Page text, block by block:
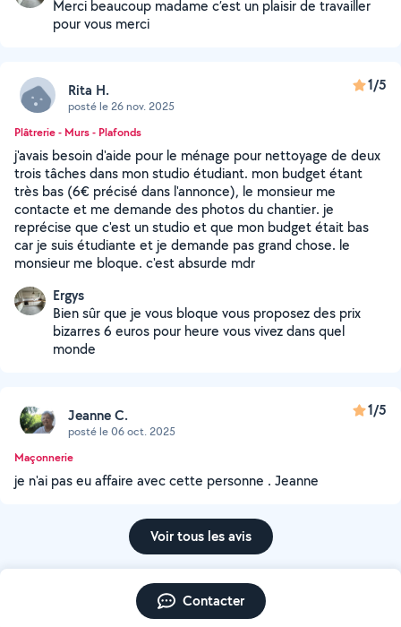
Merci beaucoup madame c’est un plaisir de travailler
pour vous merci
Rita H.
posté le 26 nov. 2025
1/5
Plâtrerie - Murs - Plafonds
j'avais besoin d'aide pour le ménage pour nettoyage de deux
trois tâches dans mon studio étudiant. mon budget étant
très bas (6€ précisé dans l'annonce), le monsieur me
contacte et me demande des photos du chantier. je
reprécise que c'est un studio et que mon budget était bas
car je suis étudiante et je demande pas grand chose. le
monsieur me bloque. c'est absurde mdr
Ergys
Bien sûr que je vous bloque vous proposez des prix
bizarres 6 euros pour heure vous vivez dans quel
monde
Jeanne C.
posté le 06 oct. 2025
1/5
Maçonnerie
je n'ai pas eu affaire avec cette personne . Jeanne
Voir tous les avis
Contacter